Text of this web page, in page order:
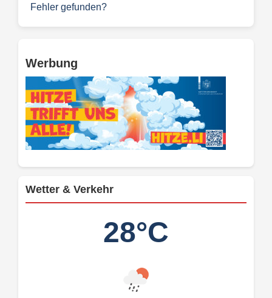
Fehler gefunden?
Werbung
Wetter & Verkehr
28°C